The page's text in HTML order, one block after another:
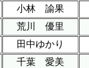
小林 諭果
荒川 優里
田中ゆかり
千葉 愛美